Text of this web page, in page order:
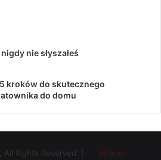
nie słyszałeś
kroków do skutecznego
do domu
Rights Reserved |
dtrenn